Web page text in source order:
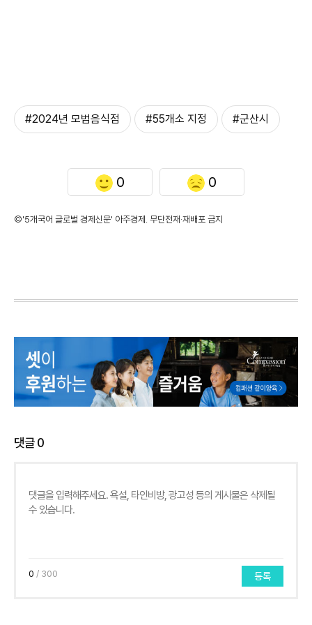
#2024년 모범음식점 #55개소 지정 #군산시
0 0
©'5개국어 글로벌 경제신문' 아주경제. 무단전재·재배포 금지
댓글0
0 / 300 등록